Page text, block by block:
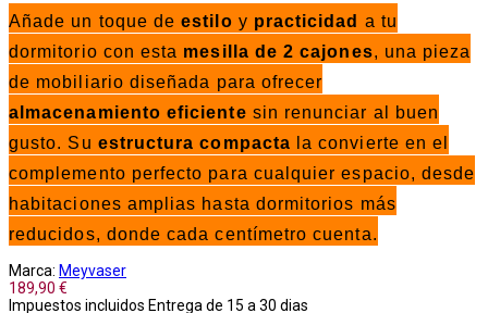
Añade un toque deestilo y practicidad a tu
dormitorio con esta mesilla de 2 cajones, una pieza
de mobiliario diseñada para ofrecer
almacenamiento eficiente sin renunciar al buen
gusto. Su estructura compacta la convierte en el
complemento perfecto para cualquier espacio, desde
habitaciones amplias hasta dormitorios más
reducidos, donde cada centímetro cuenta.
Marca: Meyvaser
189,90 €
Impuestos incluidos Entrega de 15 a 30 dias